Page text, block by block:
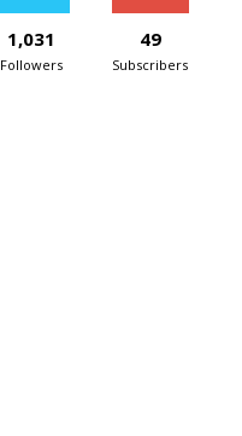
1,031
Followers
49
Subscribers